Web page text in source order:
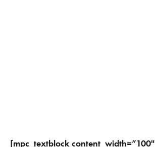
[mpc_textblock content_width=”100″